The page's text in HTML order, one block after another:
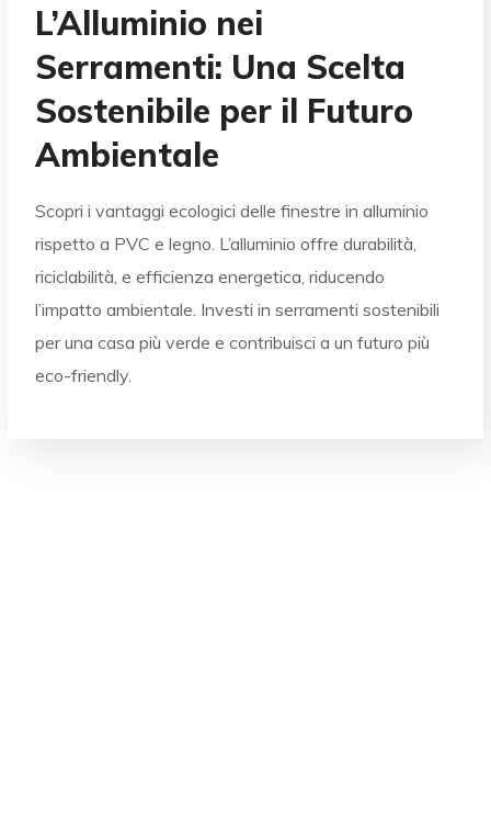
L’Alluminio nei
Serramenti: Una Scelta
Sostenibile per il Futuro
Ambientale
Scopri i vantaggi ecologici delle finestre in alluminio
rispetto a PVC e legno. L’alluminio offre durabilità,
riciclabilità, e efficienza energetica, riducendo
l’impatto ambientale. Investi in serramenti sostenibili
per una casa più verde e contribuisci a un futuro più
eco-friendly.